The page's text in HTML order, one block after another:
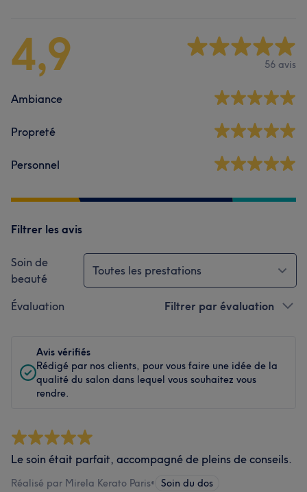
4,9 56 avis
Ambiance
Propreté
Personnel
Filtrer les avis
Soin de
beauté
Toutes les prestations
Évaluation Filtrer par évaluation
Avis vérifiés
Rédigé par nos clients, pour vous faire une idée de la
qualité du salon dans lequel vous souhaitez vous
rendre.
Le soin était parfait, accompagné de pleins de conseils.
Réalisé par Mirela Kerato Paris• Soin du dos